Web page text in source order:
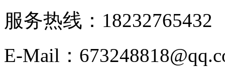
服务热线：18232765432
E-Mail：